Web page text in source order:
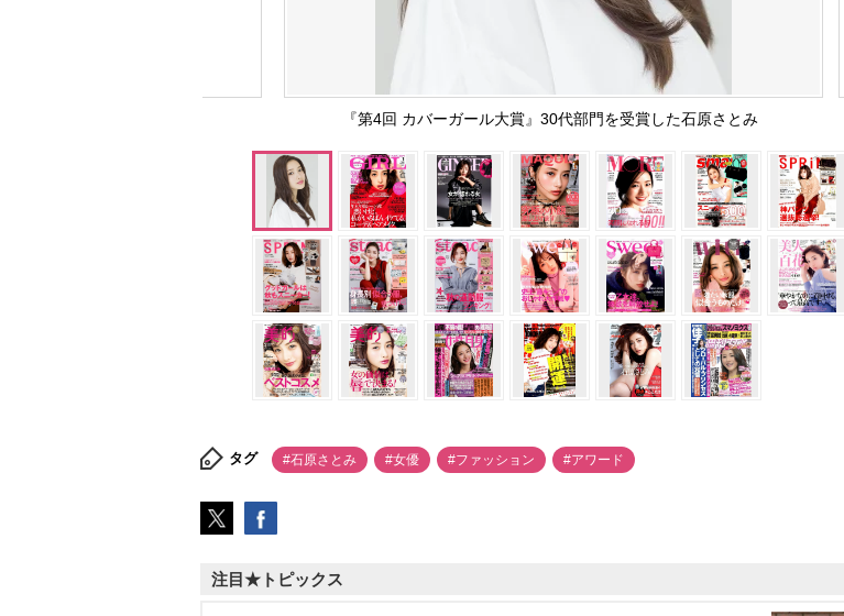
『第4回 カバーガール大賞』30代部門を受賞した石原さとみ
タグ #石原さとみ #女優 #ファッション #アワード
注目★トピックス